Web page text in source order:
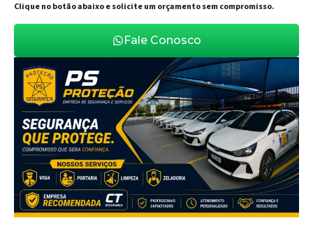
Clique no botão abaixo e solicite um orçamento sem compromisso.
Fale Conosco